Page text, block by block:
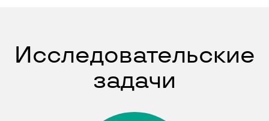
Исследовательские
задачи